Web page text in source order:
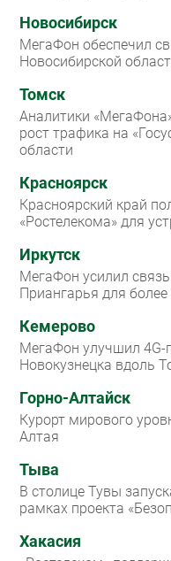
Новосибирск
МегаФон обеспечил
Новосибирской
Томск
Аналитики
рост трафика на
области
Красноярск
Красноярский край
«Ростелекома» для
Иркутск
МегаФон усилил
Приангарья для
Кемерово
МегаФон улучшил 4G-
Новокузнецка вдоль
Горно-Алтайск
Курорт мирового
Алтая
Тыва
В столице Тувы
рамках проекта
Хакасия